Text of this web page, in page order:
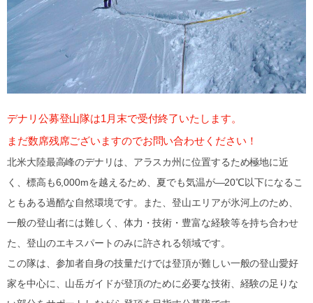
デナリ公募登山隊は1月末で受付終了いたします。
まだ数席残席ございますのでお問い合わせください！
北米大陸最高峰のデナリは、アラスカ州に位置するため極地に近
く、標高も6,000mを越えるため、夏でも気温が―20℃以下になるこ
ともある過酷な自然環境です。また、登山エリアが氷河上のため、
一般の登山者には難しく、体力・技術・豊富な経験等を持ち合わせ
た、登山のエキスパートのみに許される領域です。
この隊は、参加者自身の技量だけでは登頂が難しい一般の登山愛好
家を中心に、山岳ガイドが登頂のために必要な技術、経験の足りな